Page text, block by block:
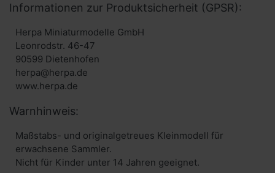
Informationen zur Produktsicherheit (GPSR):
Herpa Miniaturmodelle GmbH
Leonrodstr. 46-47
90599 Dietenhofen
herpa@herpa.de
www.herpa.de
Warnhinweis:
Maßstabs- und originalgetreues Kleinmodell für
erwachsene Sammler.
Nicht für Kinder unter 14 Jahren geeignet.